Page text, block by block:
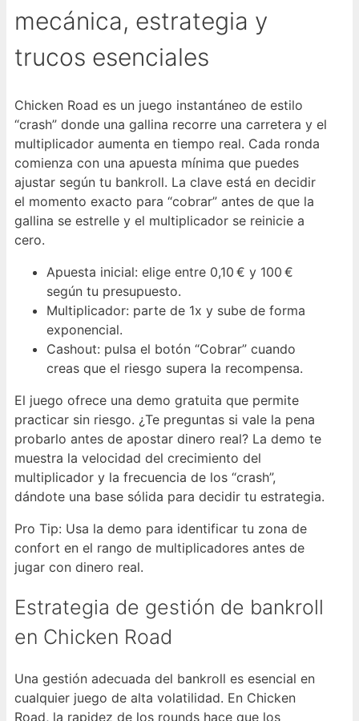
mecánica, estrategia y
trucos esenciales
Chicken Road es un juego instantáneo de estilo
“crash” donde una gallina recorre una carretera y el
multiplicador aumenta en tiempo real. Cada ronda
comienza con una apuesta mínima que puedes
ajustar según tu bankroll. La clave está en decidir
el momento exacto para “cobrar” antes de que la
gallina se estrelle y el multiplicador se reinicie a
cero.
Apuesta inicial: elige entre 0,10 € y 100 €
según tu presupuesto.
Multiplicador: parte de 1x y sube de forma
exponencial.
Cashout: pulsa el botón “Cobrar” cuando
creas que el riesgo supera la recompensa.
El juego ofrece una demo gratuita que permite
practicar sin riesgo. ¿Te preguntas si vale la pena
probarlo antes de apostar dinero real? La demo te
muestra la velocidad del crecimiento del
multiplicador y la frecuencia de los “crash”,
dándote una base sólida para decidir tu estrategia.
Pro Tip: Usa la demo para identificar tu zona de
confort en el rango de multiplicadores antes de
jugar con dinero real.
Estrategia de gestión de bankroll
en Chicken Road
Una gestión adecuada del bankroll es esencial en
cualquier juego de alta volatilidad. En Chicken
Road, la rapidez de los rounds hace que los